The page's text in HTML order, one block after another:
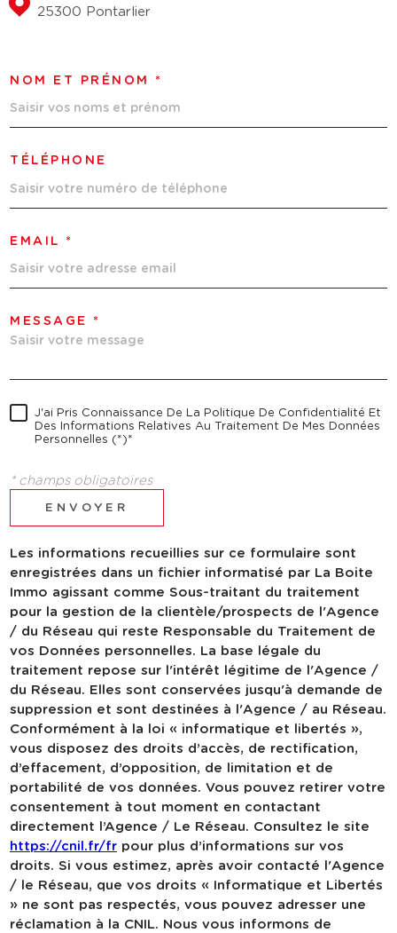
25300 Pontarlier
NOM ET PRÉNOM *
TÉLÉPHONE
EMAIL *
MESSAGE *
J'ai Pris Connaissance De La Politique De Confidentialité Et
Des Informations Relatives Au Traitement De Mes Données
Personnelles (*)*
* champs obligatoires
ENVOYER
Les informations recueillies sur ce formulaire sont
enregistrées dans un fichier informatisé par La Boite
Immo agissant comme Sous-traitant du traitement
pour la gestion de la clientèle/prospects de l'Agence
/ du Réseau qui reste Responsable du Traitement de
vos Données personnelles. La base légale du
traitement repose sur l'intérêt légitime de l'Agence /
du Réseau. Elles sont conservées jusqu'à demande de
suppression et sont destinées à l'Agence / au Réseau.
Conformément à la loi « informatique et libertés »,
vous disposez des droits d’accès, de rectification,
d’effacement, d’opposition, de limitation et de
portabilité de vos données. Vous pouvez retirer votre
consentement à tout moment en contactant
directement l’Agence / Le Réseau. Consultez le site
https://cnil.fr/fr pour plus d’informations sur vos
droits. Si vous estimez, après avoir contacté l'Agence
/ le Réseau, que vos droits « Informatique et Libertés
» ne sont pas respectés, vous pouvez adresser une
réclamation à la CNIL. Nous vous informons de